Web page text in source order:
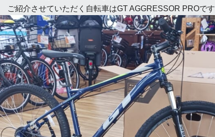
ご紹介させていただく自転車はGT AGGRESSOR PROです